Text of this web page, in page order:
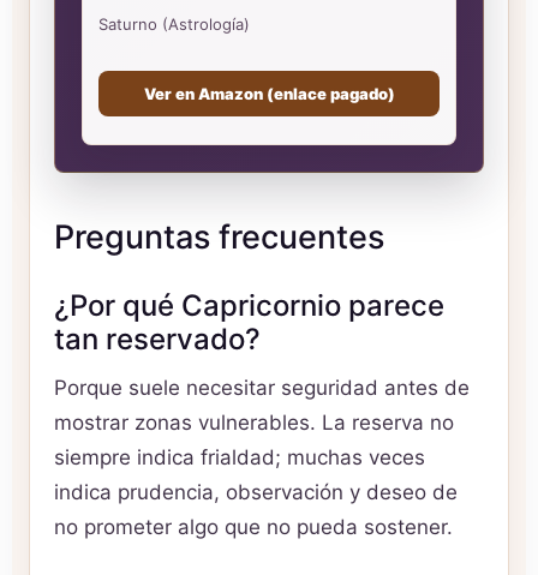
Saturno (Astrología)
Ver en Amazon (enlace pagado)
Preguntas frecuentes
¿Por qué Capricornio parece
tan reservado?
Porque suele necesitar seguridad antes de
mostrar zonas vulnerables. La reserva no
siempre indica frialdad; muchas veces
indica prudencia, observación y deseo de
no prometer algo que no pueda sostener.